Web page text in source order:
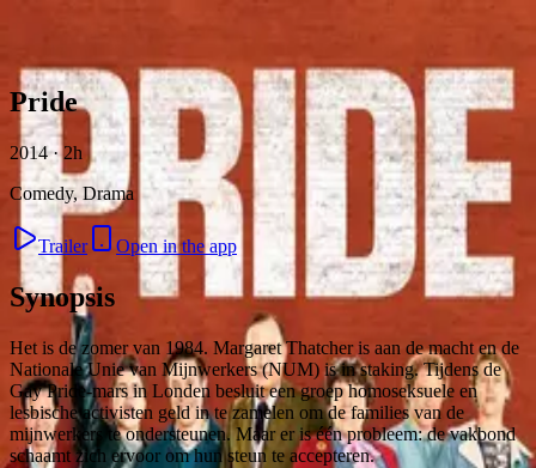
Pride
2014 · 2h
Comedy, Drama
Trailer Open in the app
Synopsis
Het is de zomer van 1984. Margaret Thatcher is aan de macht en de
Nationale Unie van Mijnwerkers (NUM) is in staking. Tijdens de
Gay Pride-mars in Londen besluit een groep homoseksuele en
lesbische activisten geld in te zamelen om de families van de
mijnwerkers te ondersteunen. Maar er is één probleem: de vakbond
schaamt zich ervoor om hun steun te accepteren.